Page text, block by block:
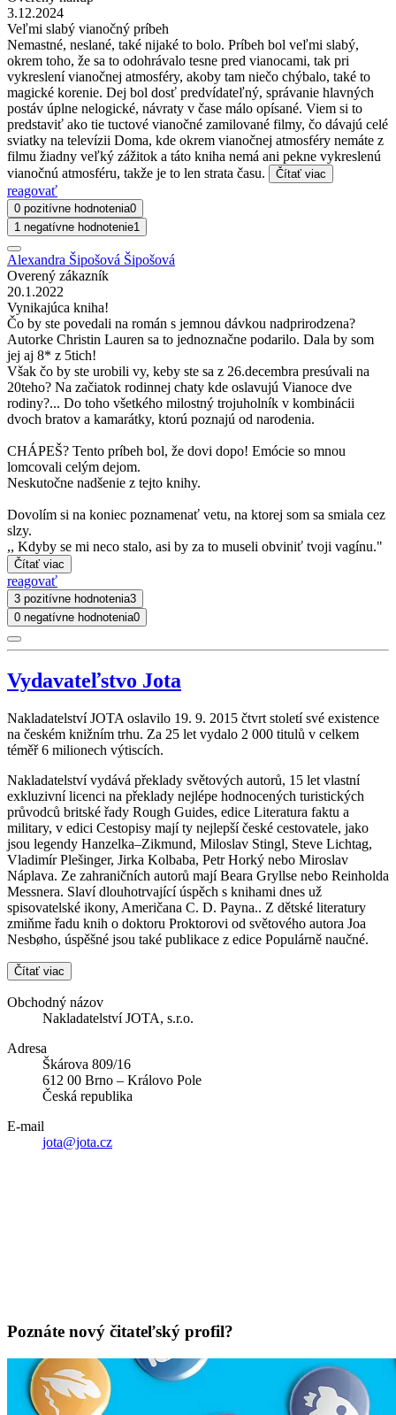
3.12.2024
Veľmi slabý vianočný príbeh
Nemastné, neslané, také nijaké to bolo. Príbeh bol veľmi slabý,
okrem toho, že sa to odohrávalo tesne pred vianocami, tak pri
vykreslení vianočnej atmosféry, akoby tam niečo chýbalo, také to
magické korenie. Dej bol dosť predvídateľný, správanie hlavných
postáv úplne nelogické, návraty v čase málo opísané. Viem si to
predstaviť ako tie tuctové vianočné zamilované filmy, čo dávajú celé
sviatky na televízii Doma, kde okrem vianočnej atmosféry nemáte z
filmu žiadny veľký zážitok a táto kniha nemá ani pekne vykreslenú
vianočnú atmosféru, takže je to len strata času.
Čítať viac
reagovať
0 pozitívne hodnotenia0
1 negatívne hodnotenie1
Alexandra Šipošová Šipošová
Overený zákazník
20.1.2022
Vynikajúca kniha!
Čo by ste povedali na román s jemnou dávkou nadprirodzena?
Autorke Christin Lauren sa to jednoznačne podarilo. Dala by som
jej aj 8* z 5tich!
Však čo by ste urobili vy, keby ste sa z 26.decembra presúvali na
20teho? Na začiatok rodinnej chaty kde oslavujú Vianoce dve
rodiny?... Do toho všetkého milostný trojuholník v kombinácii
dvoch bratov a kamarátky, ktorú poznajú od narodenia.
CHÁPEŠ? Tento príbeh bol, že dovi dopo! Emócie so mnou
lomcovali celým dejom.
Neskutočne nadšenie z tejto knihy.
Dovolím si na koniec poznamenať vetu, na ktorej som sa smiala cez
slzy.
,, Kdyby se mi neco stalo, asi by za to museli obviniť tvoji vagínu."
Čítať viac
reagovať
3 pozitívne hodnotenia3
0 negatívne hodnotenia0
Vydavateľstvo Jota
Nakladatelství JOTA oslavilo 19. 9. 2015 čtvrt století své existence
na českém knižním trhu. Za 25 let vydalo 2 000 titulů v celkem
téměř 6 milionech výtiscích.
Nakladatelství vydává překlady světových autorů, 15 let vlastní
exkluzivní licenci na překlady nejlépe hodnocených turistických
průvodců britské řady Rough Guides, edice Literatura faktu a
military, v edici Cestopisy mají ty nejlepší české cestovatele, jako
jsou legendy Hanzelka–Zikmund, Miloslav Stingl, Steve Lichtag,
Vladimír Plešinger, Jirka Kolbaba, Petr Horký nebo Miroslav
Náplava. Ze zahraničních autorů mají Beara Gryllse nebo Reinholda
Messnera. Slaví dlouhotrvající úspěch s knihami dnes už
spisovatelské ikony, Američana C. D. Payna.. Z dětské literatury
zmiňme řadu knih o doktoru Proktorovi od světového autora Joa
Nesbøho, úspěšné jsou také publikace z edice Populárně naučné.
Čítať viac
Obchodný názov
Nakladatelství JOTA, s.r.o.
Adresa
Škárova 809/16
612 00 Brno – Královo Pole
Česká republika
E-mail
jota@jota.cz
Poznáte nový čitateľský profil?